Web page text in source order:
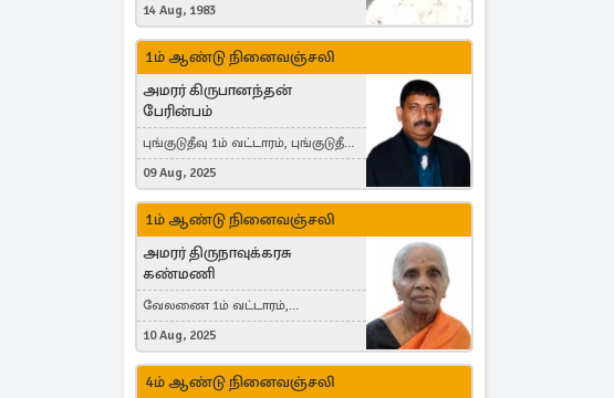
14 Aug, 1983
1ம் ஆண்டு நினைவஞ்சலி
அமரர் கிருபானந்தன்
பேரின்பம்
புங்குடுதீவு 1ம் வட்டாரம், புங்குடுதீவு,
India, Lausanne, Switzerland
09 Aug, 2025
1ம் ஆண்டு நினைவஞ்சலி
அமரர் திருநாவுக்கரசு
கண்மணி
வேலணை 1ம் வட்டாரம்,
மண்கும்பான் மேற்கு, Liestal,
Switzerland
10 Aug, 2025
4ம் ஆண்டு நினைவஞ்சலி